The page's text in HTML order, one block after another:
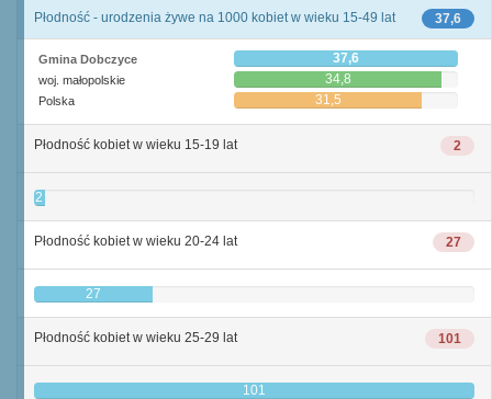
37,6
Płodność - urodzenia żywe na 1000 kobiet w wieku 15-49 lat
Gmina Dobczyce 37,6
woj. małopolskie 34,8
Polska 31,5
2
Płodność kobiet w wieku 15-19 lat
2
27
Płodność kobiet w wieku 20-24 lat
27
101
Płodność kobiet w wieku 25-29 lat
101